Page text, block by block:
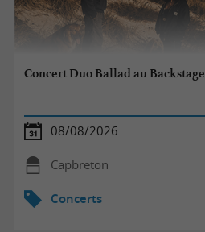
Concert Duo Ballad au Backstage
08/08/2026
Capbreton
Concerts